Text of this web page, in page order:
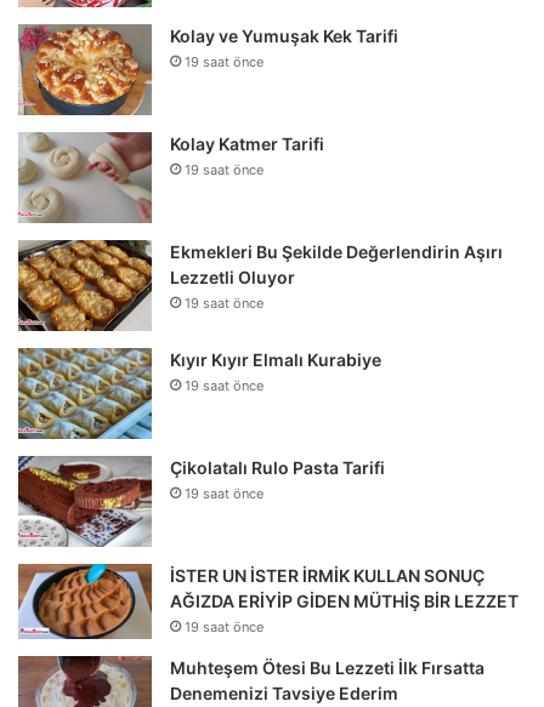
Kolay ve Yumuşak Kek Tarifi
19 saat önce
Kolay Katmer Tarifi
19 saat önce
Ekmekleri Bu Şekilde Değerlendirin Aşırı
Lezzetli Oluyor
19 saat önce
Kıyır Kıyır Elmalı Kurabiye
19 saat önce
Çikolatalı Rulo Pasta Tarifi
19 saat önce
İSTER UN İSTER İRMİK KULLAN SONUÇ
AĞIZDA ERİYİP GİDEN MÜTHİŞ BİR LEZZET
19 saat önce
Muhteşem Ötesi Bu Lezzeti İlk Fırsatta
Denemenizi Tavsiye Ederim